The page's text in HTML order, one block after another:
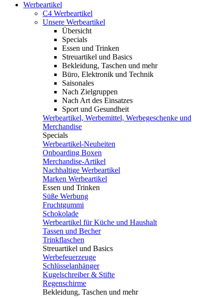
Werbeartikel
C4 Werbeartikel
Unsere Werbeartikel
Übersicht
Specials
Essen und Trinken
Streuartikel und Basics
Bekleidung, Taschen und mehr
Büro, Elektronik und Technik
Saisonales
Nach Zielgruppen
Nach Art des Einsatzes
Sport und Gesundheit
Werbeartikel, Werbemittel, Werbegeschenke und
Merchandise
Specials
Werbeartikel-Neuheiten
Onboarding Boxen
Merchandise-Artikel
Nachhaltige Werbeartikel
Marken Werbeartikel
Essen und Trinken
Süße Werbung
Fruchtgummi
Schokolade
Werbeartikel für Küche und Haushalt
Tassen und Becher
Trinkflaschen
Streuartikel und Basics
Werbefeuerzeuge
Schlüsselanhänger
Kugelschreiber & Stifte
Regenschirme
Bekleidung, Taschen und mehr